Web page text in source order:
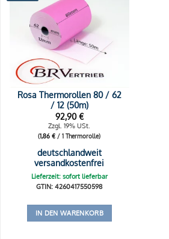
Rosa Thermorollen 80 / 62
/ 12 (50m)
92,90€
Zzgl. 19% USt.
(1,86€ / 1 Thermorolle)
deutschlandweit
versandkostenfrei
Lieferzeit: sofort lieferbar
GTIN: 4260417550598
IN DEN WARENKORB